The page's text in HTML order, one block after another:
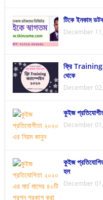
টিকে ইনকাম
December
ফ্রি Training
থেকে
December
কুইজ
December
কুইজ
হল
December